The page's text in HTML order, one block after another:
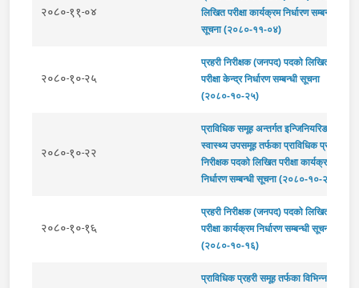
२०८०-११-०४
लिखित परीक्षा कार्यक्रम निर्धारण सम्बन्धी
सूचना (२०८०-११-०४)
२०८०-१०-२५
प्रहरी निरीक्षक (जनपद) पदको लिखित
परीक्षा केन्द्र निर्धारण सम्बन्धी सूचना
(२०८०-१०-२५)
२०८०-१०-२२
प्राविधिक समूह अन्तर्गत इन्जिनियरिङ र
स्वास्थ्य उपसमूह तर्फका प्राविधिक प्रहरी
निरीक्षक पदको लिखित परीक्षा कार्यक्रम
निर्धारण सम्बन्धी सूचना (२०८०-१०-२२)
२०८०-१०-१६
प्रहरी निरीक्षक (जनपद) पदको लिखित
परीक्षा कार्यक्रम निर्धारण सम्बन्धी सूचना
(२०८०-१०-१६)
प्राविधिक प्रहरी समूह तर्फका विभिन्न